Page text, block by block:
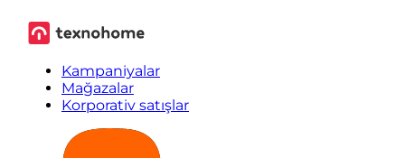
Kampaniyalar
Mağazalar
Korporativ satışlar